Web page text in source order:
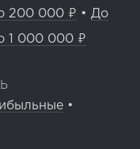
200 000 ₽ • До
1 000 000 ₽
•